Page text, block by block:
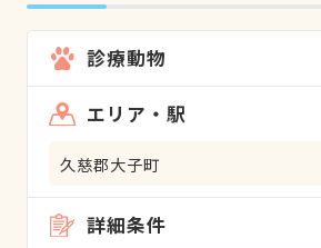
診療動物
エリア・駅
久慈郡大子町
詳細条件